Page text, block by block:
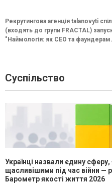
Рекрутингова агенція talanovyti
(входять до групи FRACTAL)
"Наймологія: як СEO та
Суспільство
Українці назвали єдину сферу,
щасливішими під час війни —
Барометр якості життя 2026